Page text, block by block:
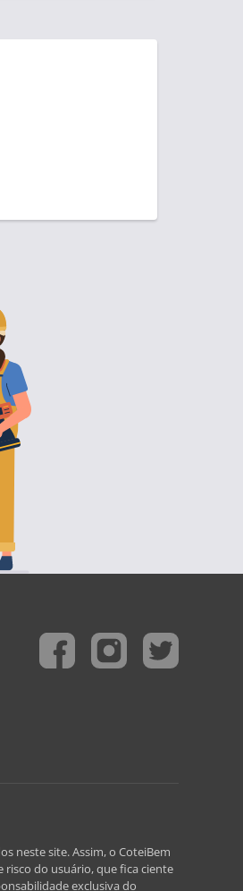
neste site. Assim, o CoteiBem
do usuário, que fica ciente
exclusiva do